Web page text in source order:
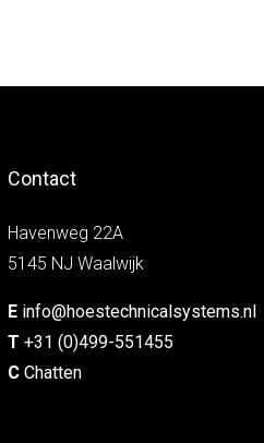
Contact
Havenweg 22A
5145 NJ Waalwijk
E info@hoestechnicalsystems.nl
T +31 (0)499-551455
C Chatten